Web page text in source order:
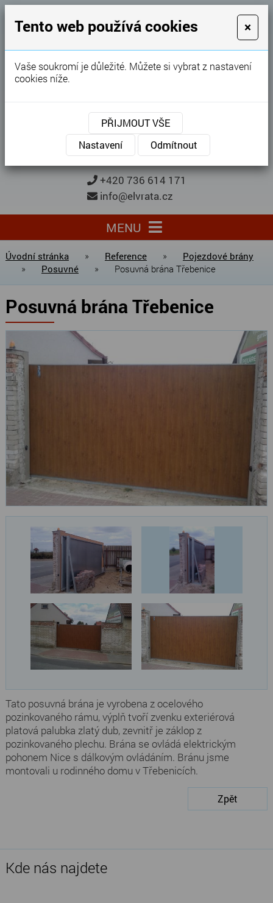
GARÁŽOVÁ VRATA
Karel Procházka
Garážová vrata, brány, ploty ...
Kontaktujte nás
KONTAKTUJTE NÁS
+420 736 614 171
info@elvrata.cz
MENU
Úvodní stránka » Reference »
Pojezdové brány
»
Posuvné » Posuvná brána Třebenice
Posuvná brána Třebenice
Tato posuvná brána je vyrobena z ocelového
pozinkovaného rámu, výplň tvoří zvenku exteriérová
platová palubka zlatý dub, zevnitř je záklop z
pozinkovaného plechu. Brána se ovládá elektrickým
pohonem Nice s dálkovým ovládáním. Bránu jsme
montovali u rodinného domu v Třebenicích.
Zpět
Kde nás najdete
Tento web používá cookies ×
Vaše soukromí je důležité. Můžete si vybrat z nastavení
cookies níže.
PŘIJMOUT VŠE
Nastavení
Odmítnout